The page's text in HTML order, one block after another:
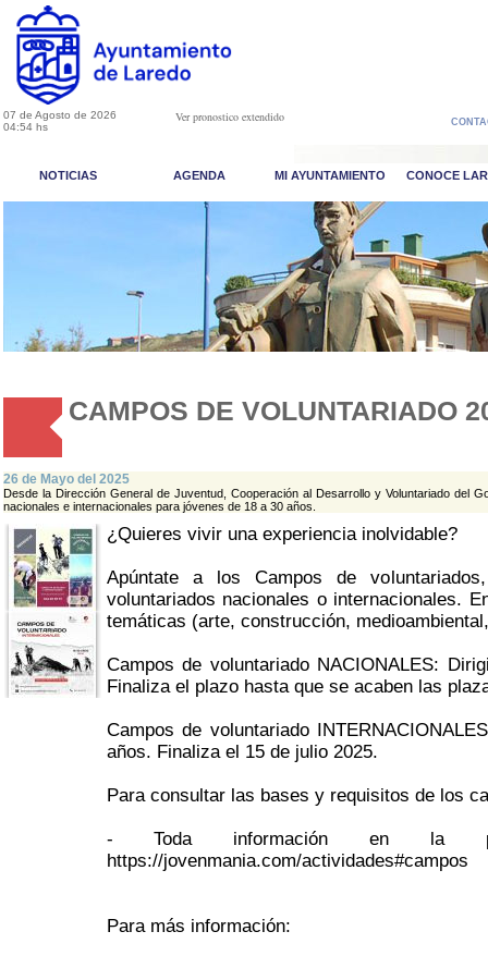
07 de Agosto de 2026
04:54 hs
Ver pronostico extendido
NOTICIAS AGENDA MI AYUNTAMIENTO CONOCE
CAMPOS DE VOLUNTARIADO
26 de Mayo del 2025
Desde la Dirección General de Juventud, Cooperación al Desarrollo y Voluntariado del
nacionales e internacionales para jóvenes de 18 a 30 años.
¿Quieres vivir una experiencia inolvidable?
Apúntate a los Campos de
voluntariados nacionales o internacionales.
temáticas (arte, construcción,
Campos de voluntariado NACIONALES:
Finaliza el plazo hasta que se acaben las
Campos de voluntariado
años. Finaliza el 15 de julio 2025.
Para consultar las bases y requisitos de los
- Toda información en la
https://jovenmania.com/actividades#campos
Para más información: